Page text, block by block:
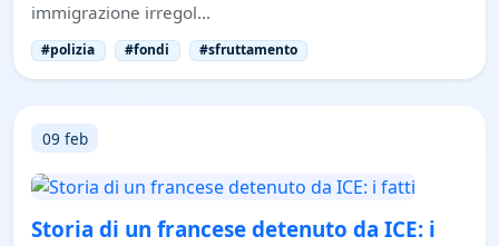
immigrazione irregol…
#polizia #fondi #sfruttamento
09 feb
Storia di un francese detenuto da ICE: i